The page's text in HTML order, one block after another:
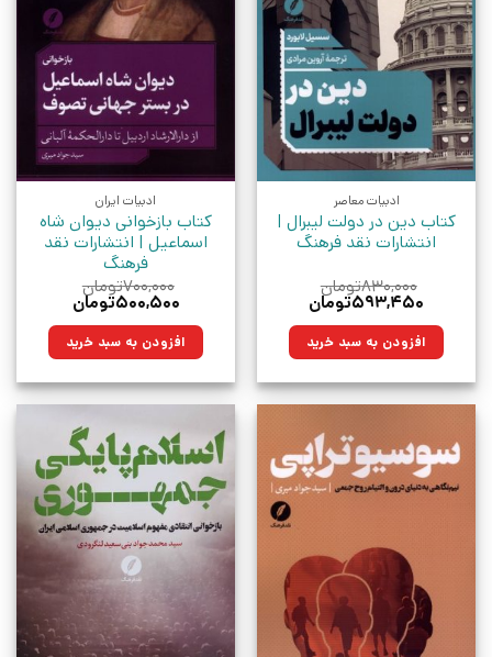
ادبیات معاصر
کتاب دین در دولت لیبرال |
انتشارات نقد فرهنگ
۸۳۰,۰۰۰تومان
قیمت
۸۳۰,۰۰۰تومان
بود.
۵۹۳,۴۵۰تومان
۵۹۳,۴۵۰تومان. افزودن به سبد خرید
ادبیات ایران
کتاب بازخوانی دیوان شاه‌
اسماعیل | انتشارات نقد
فرهنگ
۷۰۰,۰۰۰تومان
قیمت
۷۰۰,۰۰۰تومان
بود.
۵۰۰,۵۰۰تومان
۵۰۰,۵۰۰تومان.افزودن به سبد خرید